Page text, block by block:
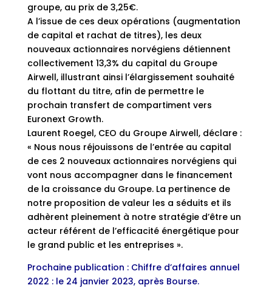
groupe, au prix de 3,25€.
A l’issue de ces deux opérations (augmentation
de capital et rachat de titres), les deux
nouveaux actionnaires norvégiens détiennent
collectivement 13,3% du capital du Groupe
Airwell, illustrant ainsi l’élargissement souhaité
du flottant du titre, afin de permettre le
prochain transfert de compartiment vers
Euronext Growth.
Laurent Roegel, CEO du Groupe Airwell, déclare :
« Nous nous réjouissons de l’entrée au capital
de ces 2 nouveaux actionnaires norvégiens qui
vont nous accompagner dans le financement
de la croissance du Groupe. La pertinence de
notre proposition de valeur les a séduits et ils
adhèrent pleinement à notre stratégie d’être un
acteur référent de l’efficacité énergétique pour
le grand public et les entreprises ».
Prochaine publication : Chiffre d’affaires annuel
2022 : le 24 janvier 2023, après Bourse.